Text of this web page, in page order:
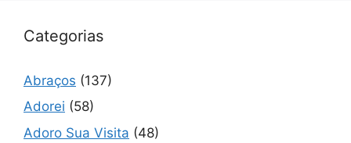
Categorias
Abraços (137)
Adorei (58)
Adoro Sua Visita (48)